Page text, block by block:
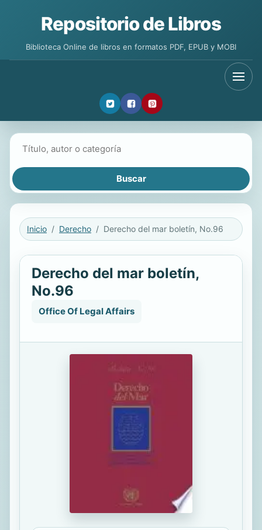
Repositorio de Libros
Biblioteca Online de libros en formatos PDF, EPUB y MOBI
Inicio Derecho Derecho del mar boletín, No.96
Derecho del mar boletín,
No.96
Office Of Legal Affairs